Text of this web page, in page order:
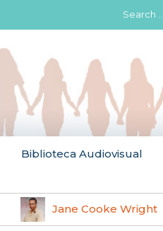
Search
for:
Biblioteca Audiovisual
Jane Cooke Wright